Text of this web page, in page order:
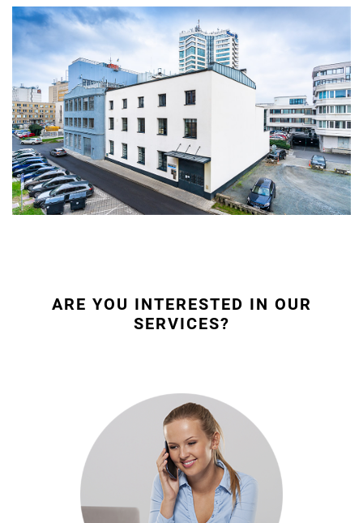
ARE YOU INTERESTED IN OUR
SERVICES?